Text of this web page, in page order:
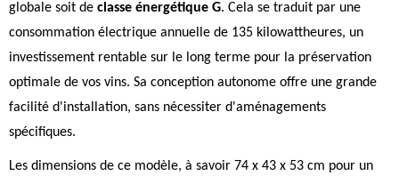
globale soit de classe énergétique G. Cela se traduit par une
consommation électrique annuelle de 135 kilowattheures, un
investissement rentable sur le long terme pour la préservation
optimale de vos vins. Sa conception autonome offre une grande
facilité d'installation, sans nécessiter d'aménagements
spécifiques.
Les dimensions de ce modèle, à savoir 74 x 43 x 53 cm pour un